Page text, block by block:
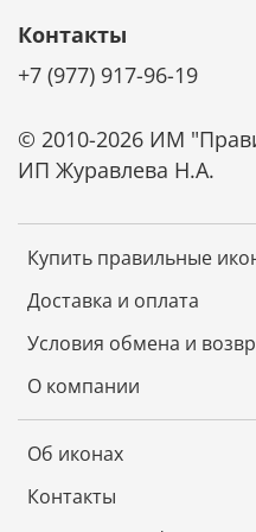
Ценные породы дерева,
основа иконы, обладают
износостойкостью, не
Не требует
Она не темнеет от
смахивать с нее пыль
царапин. И икона будет
блеском долгие годы.
Купить правильные
Доставка и оплата
Условия обмена и
О компании
Об иконах
Контакты
Контакты
+7 (977) 917-96-19
© 2010-2026 ИМ
ИП Журавлева Н.А.